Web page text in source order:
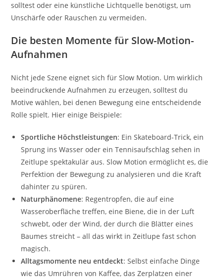
solltest oder eine künstliche Lichtquelle benötigst, um
Unschärfe oder Rauschen zu vermeiden.
Die besten Momente für Slow-Motion-
Aufnahmen
Nicht jede Szene eignet sich für Slow Motion. Um wirklich
beeindruckende Aufnahmen zu erzeugen, solltest du
Motive wählen, bei denen Bewegung eine entscheidende
Rolle spielt. Hier einige Beispiele:
Sportliche Höchstleistungen: Ein Skateboard-Trick, ein
Sprung ins Wasser oder ein Tennisaufschlag sehen in
Zeitlupe spektakulär aus. Slow Motion ermöglicht es, die
Perfektion der Bewegung zu analysieren und die Kraft
dahinter zu spüren.
Naturphänomene: Regentropfen, die auf eine
Wasseroberfläche treffen, eine Biene, die in der Luft
schwebt, oder der Wind, der durch die Blätter eines
Baumes streicht – all das wirkt in Zeitlupe fast schon
magisch.
Alltagsmomente neu entdeckt: Selbst einfache Dinge
wie das Umrühren von Kaffee, das Zerplatzen einer